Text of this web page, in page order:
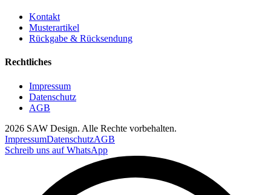
Kontakt
Musterartikel
Rückgabe & Rücksendung
Rechtliches
Impressum
Datenschutz
AGB
2026 SAW Design. Alle Rechte vorbehalten.
ImpressumDatenschutzAGB
Schreib uns auf WhatsApp